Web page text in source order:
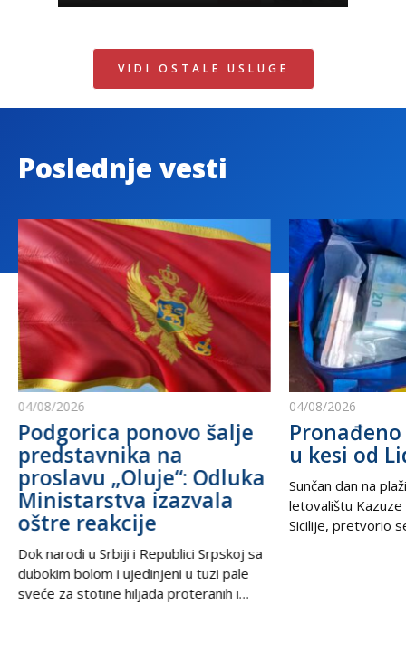
VIDI OSTALE USLUGE
Poslednje vesti
04/08/2026
Podgorica ponovo šalje
predstavnika na
proslavu „Oluje“: Odluka
Ministarstva izazvala
oštre reakcije
Dok narodi u Srbiji i Republici Srpskoj sa
dubokim bolom i ujedinjeni u tuzi pale
sveće za stotine hiljada proteranih i
04/08/2026
Pronađeno
u kesi od
Sunčan dan na
letovalištu Kazuze
Sicilije, pretvorio